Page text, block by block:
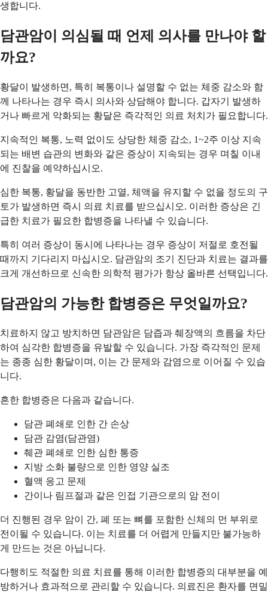
생합니다.
담관암이 의심될 때 언제 의사를 만나야 할
까요?
황달이 발생하면, 특히 복통이나 설명할 수 없는 체중 감소와 함
께 나타나는 경우 즉시 의사와 상담해야 합니다. 갑자기 발생하
거나 빠르게 악화되는 황달은 즉각적인 의료 처치가 필요합니다.
지속적인 복통, 노력 없이도 상당한 체중 감소, 1~2주 이상 지속
되는 배변 습관의 변화와 같은 증상이 지속되는 경우 며칠 이내
에 진찰을 예약하십시오.
심한 복통, 황달을 동반한 고열, 체액을 유지할 수 없을 정도의 구
토가 발생하면 즉시 의료 치료를 받으십시오. 이러한 증상은 긴
급한 치료가 필요한 합병증을 나타낼 수 있습니다.
특히 여러 증상이 동시에 나타나는 경우 증상이 저절로 호전될
때까지 기다리지 마십시오. 담관암의 조기 진단과 치료는 결과를
크게 개선하므로 신속한 의학적 평가가 항상 올바른 선택입니다.
담관암의 가능한 합병증은 무엇일까요?
치료하지 않고 방치하면 담관암은 담즙과 췌장액의 흐름을 차단
하여 심각한 합병증을 유발할 수 있습니다. 가장 즉각적인 문제
는 종종 심한 황달이며, 이는 간 문제와 감염으로 이어질 수 있습
니다.
흔한 합병증은 다음과 같습니다.
담관 폐쇄로 인한 간 손상
담관 감염(담관염)
췌관 폐쇄로 인한 심한 통증
지방 소화 불량으로 인한 영양 실조
혈액 응고 문제
간이나 림프절과 같은 인접 기관으로의 암 전이
더 진행된 경우 암이 간, 폐 또는 뼈를 포함한 신체의 먼 부위로
전이될 수 있습니다. 이는 치료를 더 어렵게 만들지만 불가능하
게 만드는 것은 아닙니다.
다행히도 적절한 의료 치료를 통해 이러한 합병증의 대부분을 예
방하거나 효과적으로 관리할 수 있습니다. 의료진은 환자를 면밀